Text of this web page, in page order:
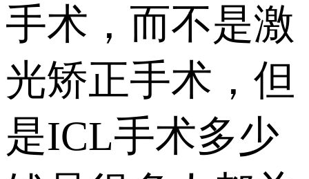
手术，而不是激
光矫正手术，但
是ICL手术多少